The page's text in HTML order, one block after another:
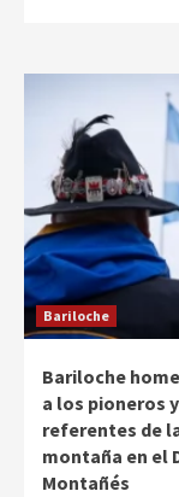
Bariloche
Bariloche
a los pioneros y
referentes de
montaña en el
Montañés